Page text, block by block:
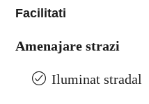
Facilitati
Amenajare strazi
Iluminat stradal